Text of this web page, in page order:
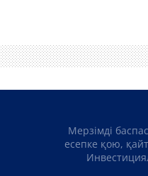
Мерзімді
есепке қою,